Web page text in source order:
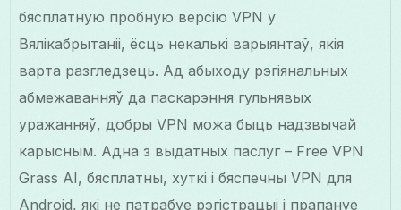
бясплатную пробную версію VPN у
Вялікабрытаніі, ёсць некалькі варыянтаў, якія
варта разгледзець. Ад абыходу рэгіянальных
абмежаванняў да паскарэння гульнявых
уражанняў, добры VPN можа быць надзвычай
карысным. Адна з выдатных паслуг – Free VPN
Grass AI, бясплатны, хуткі і бяспечны VPN для
Android, які не патрабуе рэгістрацыі і прапануе